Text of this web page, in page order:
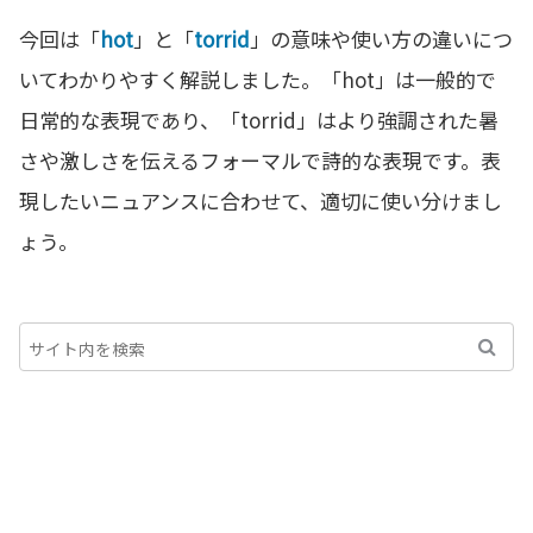
今回は「hot」と「torrid」の意味や使い方の違いにつ
いてわかりやすく解説しました。「hot」は一般的で
日常的な表現であり、「torrid」はより強調された暑
さや激しさを伝えるフォーマルで詩的な表現です。表
現したいニュアンスに合わせて、適切に使い分けまし
ょう。